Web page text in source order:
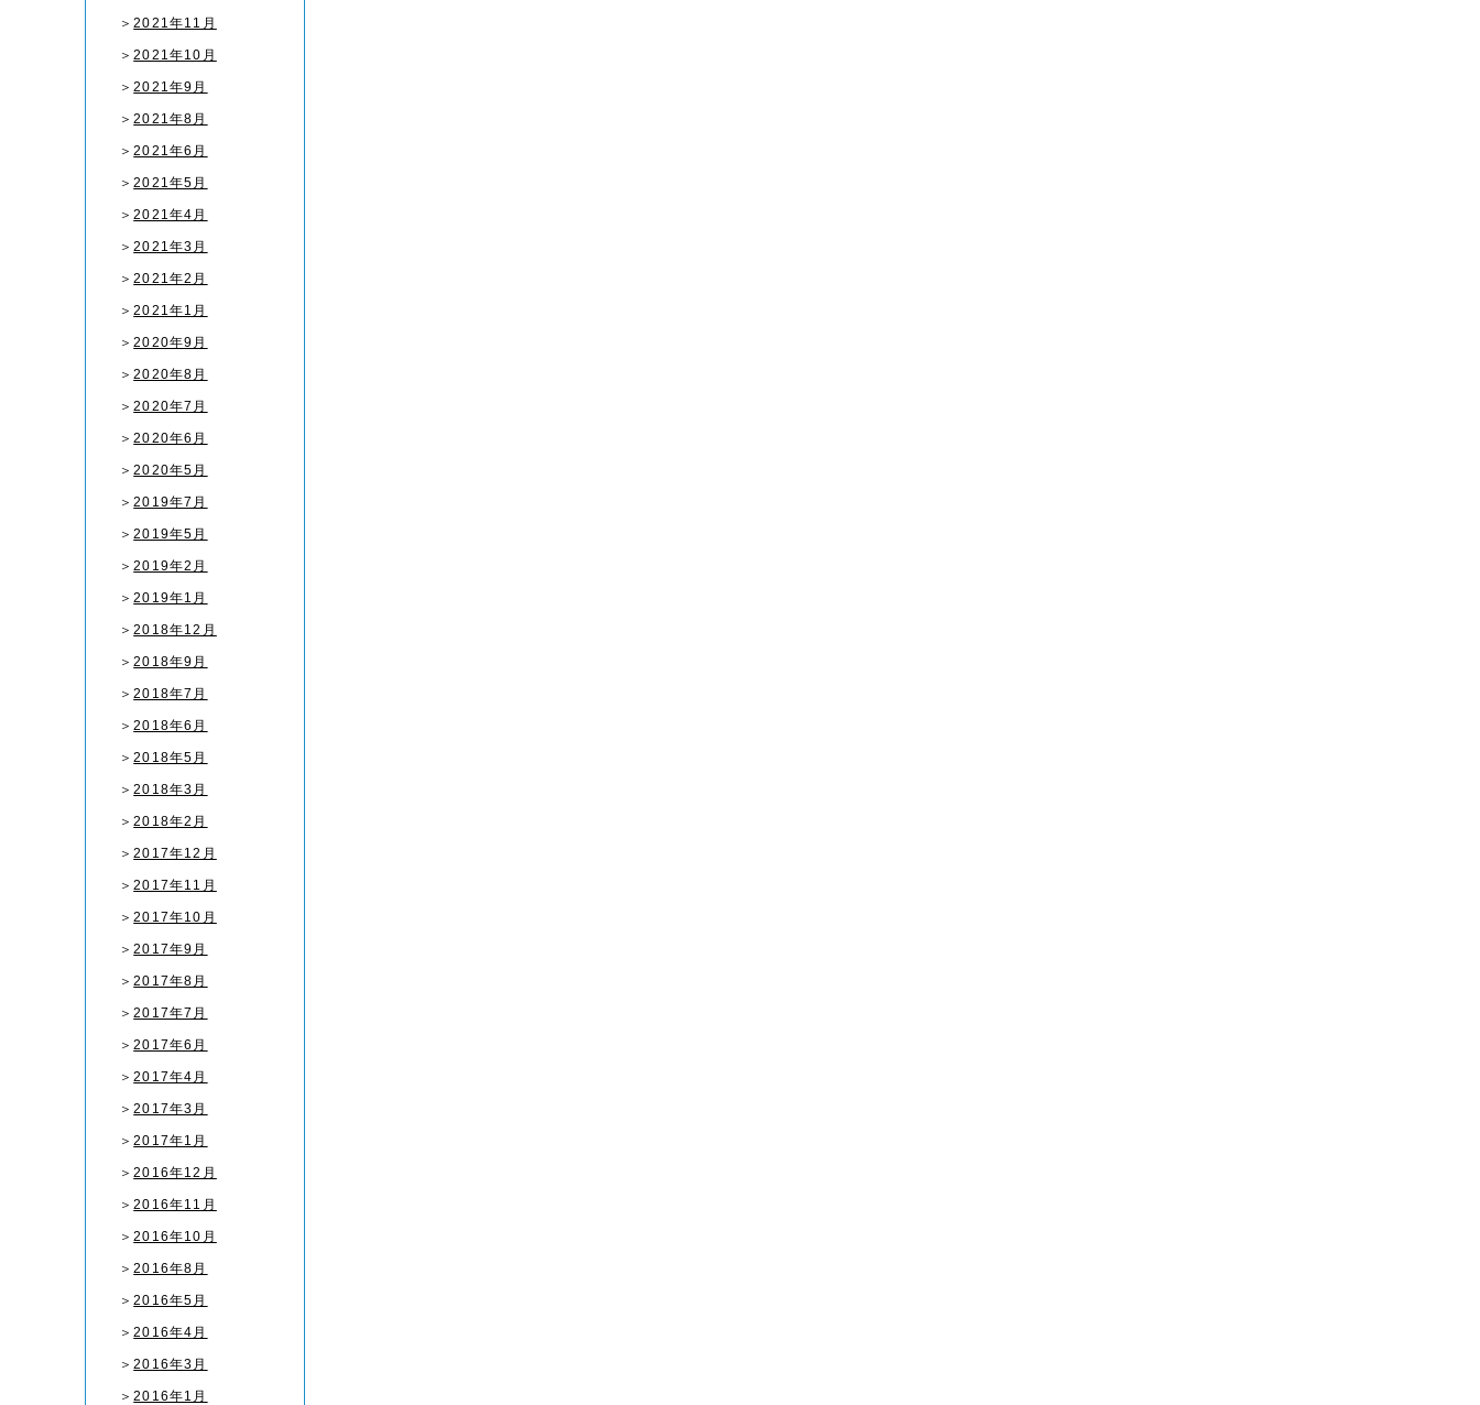
＞2021年11月
＞2021年10月
＞2021年9月
＞2021年8月
＞2021年6月
＞2021年5月
＞2021年4月
＞2021年3月
＞2021年2月
＞2021年1月
＞2020年9月
＞2020年8月
＞2020年7月
＞2020年6月
＞2020年5月
＞2019年7月
＞2019年5月
＞2019年2月
＞2019年1月
＞2018年12月
＞2018年9月
＞2018年7月
＞2018年6月
＞2018年5月
＞2018年3月
＞2018年2月
＞2017年12月
＞2017年11月
＞2017年10月
＞2017年9月
＞2017年8月
＞2017年7月
＞2017年6月
＞2017年4月
＞2017年3月
＞2017年1月
＞2016年12月
＞2016年11月
＞2016年10月
＞2016年8月
＞2016年5月
＞2016年4月
＞2016年3月
＞2016年1月